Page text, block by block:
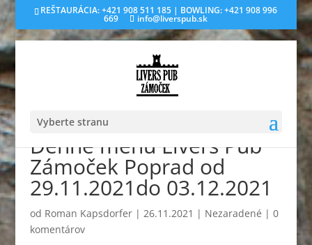
REŠTAURÁCIA: +421 908 511 185 | BOWLING: +421 908 996
669 info@liverspub.sk
Vyberte stranu
Denné menu Livers Pub
Zámoček Poprad od
29.11.2021do 03.12.2021
od Roman Kapsdorfer| 26.11.2021 | Nezaradené | 0
komentárov